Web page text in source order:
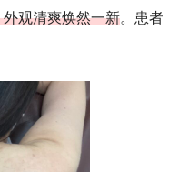
观清爽焕然一新。患者